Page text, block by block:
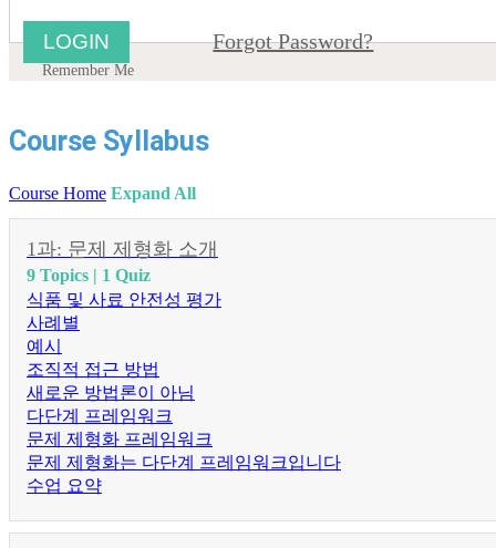
Remember Me
Forgot Password?
Course Syllabus
Course Home Expand All
1과: 문제 제형화 소개
9 Topics | 1 Quiz
식품 및 사료 안전성 평가
사례별
예시
조직적 접근 방법
새로운 방법론이 아님
다단계 프레임워크
문제 제형화 프레임워크
문제 제형화는 다단계 프레임워크입니다
수업 요약